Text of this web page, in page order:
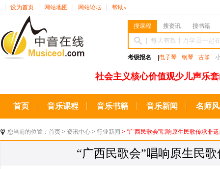
设为首页 网站地图 网站论坛 帮助 ∨
搜课程 搜资讯 搜书籍
考级报名 电子琴 钢琴 古筝
社会主义核心价值观少儿声乐
首页 音乐课程 音乐书籍 音乐新闻 名师
您当前的位置： 首页 > 资讯中心 > 行业新闻 > “广西民歌会”唱响原生民歌传承非
“广西民歌会”唱响原生民